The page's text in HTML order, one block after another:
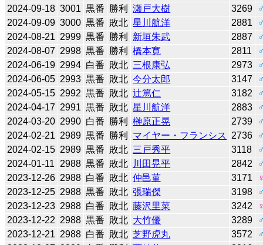
2024-09-18 3001 黒番 勝利 瀬戸大樹 3269
2024-09-09 3000 黒番 敗北 星川航洋 2881
2024-08-21 2999 黒番 勝利 新垣朱武 2887
2024-08-07 2998 黒番 勝利 橋本寛 2811
2024-06-19 2994 白番 敗北 三根康弘 2973
2024-06-05 2993 黒番 敗北 今分太郎 3147
2024-05-15 2992 黒番 敗北 辻󠄀篤仁 3182
2024-04-17 2991 黒番 敗北 星川航洋 2883
2024-03-20 2990 白番 勝利 榊原正晃 2739
2024-02-21 2989 黒番 勝利 マイヤー・フランシス 2736
2024-02-15 2989 黒番 敗北 三戸秀平 3118
2024-01-11
2988 黒番 敗北 川田晃平 2842
2023-12-26 2988 白番 敗北 仲邑菫 3171
2023-12-25 2988 黒番 敗北 張瑞傑 3198
2023-12-23 2988 白番 敗北 藤沢里菜 3242
2023-12-22 2988 黒番 敗北 大竹優 3289
2023-12-21 2988 白番 敗北 芝野虎丸 3572